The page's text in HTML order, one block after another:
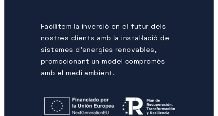
Facilitem la inversió en el futur dels
nostres clients amb la instal·lació de
sistemes d’energies renovables,
promocionant un model compromès
amb el medi ambient.